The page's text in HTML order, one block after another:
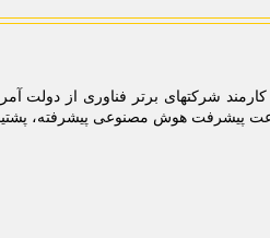
به گزارش مینی کامپیوتر، بیشتر از ۱۱۰۰ کارمند شرکتهای برتر
پیشرفت هوش مصنوعی پیشرفته،